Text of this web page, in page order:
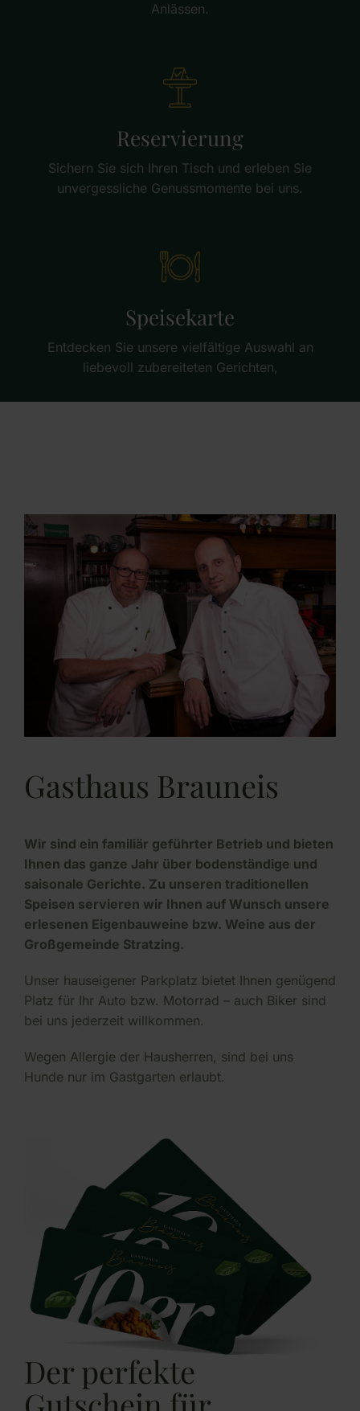
Anlässen.
Reservierung
Sichern Sie sich Ihren Tisch und erleben Sie
unvergessliche Genussmomente bei uns.
Speisekarte
Entdecken Sie unsere vielfältige Auswahl an
liebevoll zubereiteten Gerichten,
Gasthaus Brauneis
Wir sind ein familiär geführter Betrieb und bieten
Ihnen das ganze Jahr über bodenständige und
saisonale Gerichte. Zu unseren traditionellen
Speisen servieren wir Ihnen auf Wunsch unsere
erlesenen Eigenbauweine bzw. Weine aus der
Großgemeinde Stratzing.
Unser hauseigener Parkplatz bietet Ihnen genügend
Platz für Ihr Auto bzw. Motorrad – auch Biker sind
bei uns jederzeit willkommen.
Wegen Allergie der Hausherren, sind bei uns
Hunde nur im Gastgarten erlaubt.
Der perfekte